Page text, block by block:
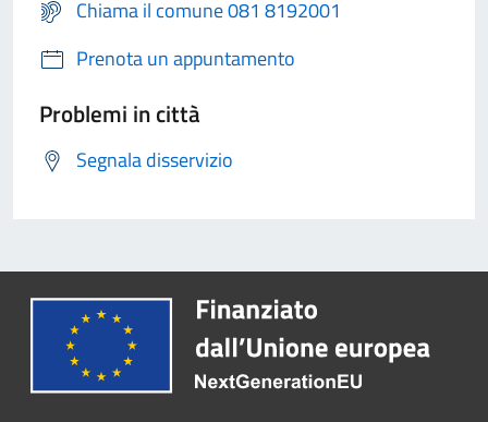
Chiama il comune 081 8192001
Prenota un appuntamento
Problemi in città
Segnala disservizio